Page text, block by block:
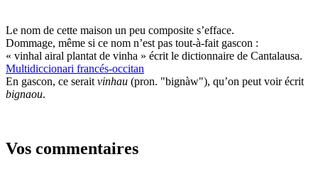
Le nom de cette maison un peu composite s’efface.
Dommage, même si ce nom n’est pas tout-à-fait gascon :
« vinhal airal plantat de vinha » écrit le dictionnaire de Cantalausa.
Multidiccionari francés-occitan
En gascon, ce serait vinhau (pron. "bignàw"), qu’on peut voir écrit
bignaou.
Vos commentaires